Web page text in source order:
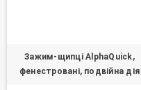
Зажим-щипці AlphaQuick,
фенестровані, подвійна дія